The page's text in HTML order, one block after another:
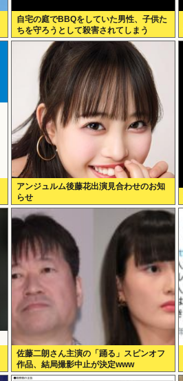
自宅の庭でBBQをしていた男性、子供た
ちを守ろうとして殺害されてしまう
アンジュルム後藤花出演見合わせのお知
らせ
佐藤二朗さん主演の「踊る」スピンオフ
作品、結局撮影中止が決定www